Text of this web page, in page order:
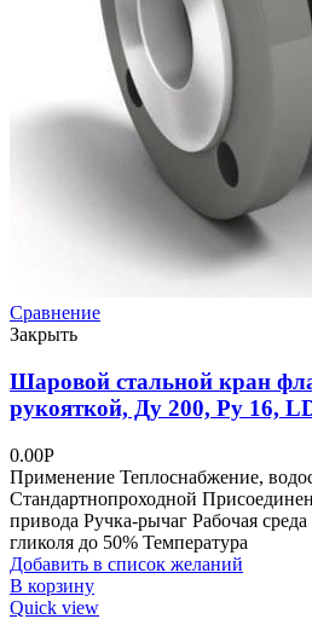
Сравнение
Закрыть
Шаровой стальной кран
рукояткой, Ду 200, Ру 16,
0.00Р
Применение Теплоснабжение,
Стандартнопроходной
привода Ручка-рычаг Рабочая
гликоля до 50% Температура
Добавить в список желаний
В корзину
Quick view